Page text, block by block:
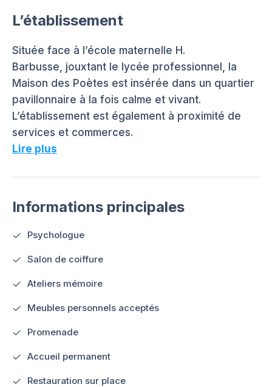
L’établissement
Située face à l’école maternelle H.
Barbusse, jouxtant le lycée professionnel, la
Maison des Poètes est insérée dans un quartier
pavillonnaire à la fois calme et vivant.
L’établissement est également à proximité de
services et commerces.
Lire plus
Informations principales
Psychologue
Salon de coiffure
Ateliers mémoire
Meubles personnels acceptés
Promenade
Accueil permanent
Restauration sur place